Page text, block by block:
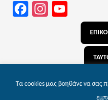
Facebook
Instagram
Τα cookies μας βοηθάνε να σας